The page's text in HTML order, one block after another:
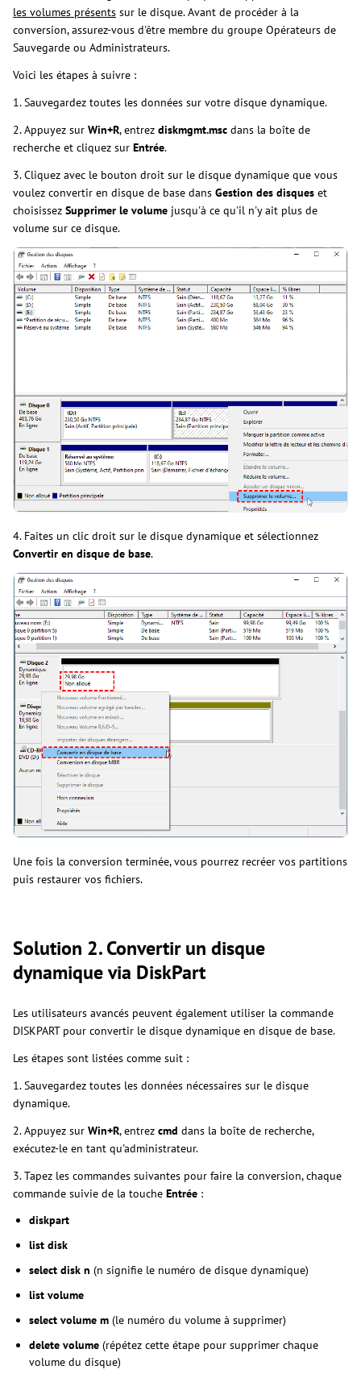
les volumes présents sur le disque. Avant de procéder à la
conversion, assurez-vous d'être membre du groupe Opérateurs de
Sauvegarde ou Administrateurs.
Voici les étapes à suivre :
1. Sauvegardez toutes les données sur votre disque dynamique.
2. Appuyez sur Win+R, entrez diskmgmt.msc dans la boîte de
recherche et cliquez sur Entrée.
3. Cliquez avec le bouton droit sur le disque dynamique que vous
voulez convertir en disque de base dans Gestion des disques et
choisissez Supprimer le volume jusqu'à ce qu'il n'y ait plus de
volume sur ce disque.
4. Faites un clic droit sur le disque dynamique et sélectionnez
Convertir en disque de base.
Une fois la conversion terminée, vous pourrez recréer vos partitions
puis restaurer vos fichiers.
Solution 2. Convertir un disque
dynamique via DiskPart
Les utilisateurs avancés peuvent également utiliser la commande
DISKPART pour convertir le disque dynamique en disque de base.
Les étapes sont listées comme suit :
1. Sauvegardez toutes les données nécessaires sur le disque
dynamique.
2. Appuyez sur Win+R, entrez cmd dans la boîte de recherche,
exécutez-le en tant qu'administrateur.
3. Tapez les commandes suivantes pour faire la conversion, chaque
commande suivie de la touche Entrée :
diskpart
list disk
select disk n (n signifie le numéro de disque dynamique)
list volume
select volume m (le numéro du volume à supprimer)
delete volume (répétez cette étape pour supprimer chaque
volume du disque)